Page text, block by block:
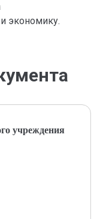
экономику.
учреждения